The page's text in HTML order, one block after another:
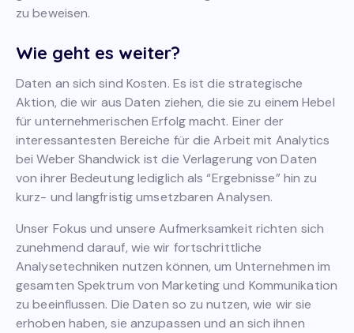
zu beweisen.
Wie geht es weiter?
Daten an sich sind Kosten. Es ist die strategische
Aktion, die wir aus Daten ziehen, die sie zu einem Hebel
für unternehmerischen Erfolg macht. Einer der
interessantesten Bereiche für die Arbeit mit Analytics
bei Weber Shandwick ist die Verlagerung von Daten
von ihrer Bedeutung lediglich als “Ergebnisse” hin zu
kurz- und langfristig umsetzbaren Analysen.
Unser Fokus und unsere Aufmerksamkeit richten sich
zunehmend darauf, wie wir fortschrittliche
Analysetechniken nutzen können, um Unternehmen im
gesamten Spektrum von Marketing und Kommunikation
zu beeinflussen. Die Daten so zu nutzen, wie wir sie
erhoben haben, sie anzupassen und an sich ihnen